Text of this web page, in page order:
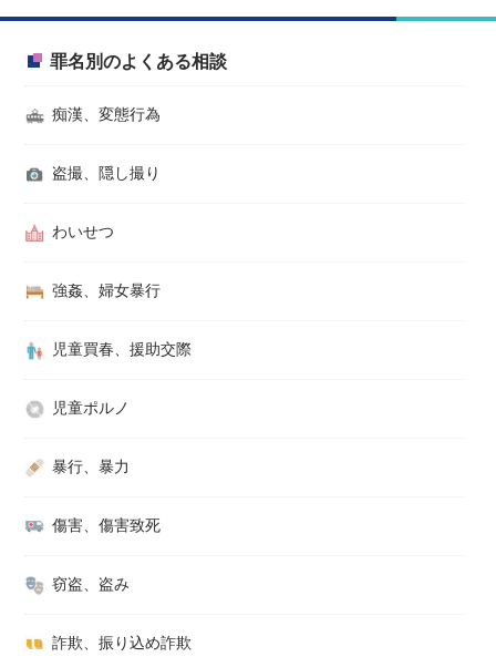
罪名別のよくある相談
痴漢、変態行為
盗撮、隠し撮り
わいせつ
強姦、婦女暴行
児童買春、援助交際
児童ポルノ
暴行、暴力
傷害、傷害致死
窃盗、盗み
詐欺、振り込め詐欺